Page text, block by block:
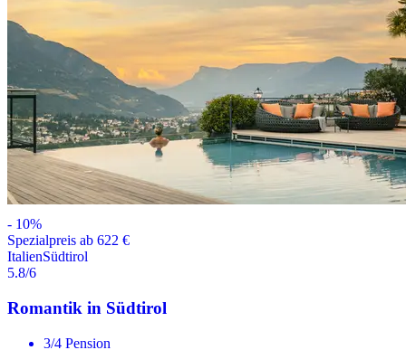
- 10%
Spezialpreis ab 622 €
ItalienSüdtirol
5.8/6
Romantik in Südtirol
3/4 Pension